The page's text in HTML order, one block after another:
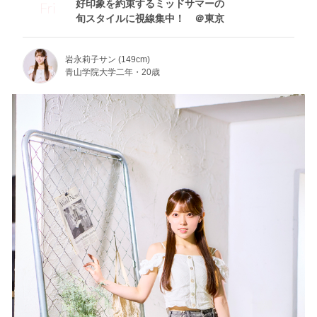
Fri
好印象を約束するミッドサマーの
旬スタイルに視線集中！ ＠東京
岩永莉子サン (149cm)
青山学院大学二年・20歳